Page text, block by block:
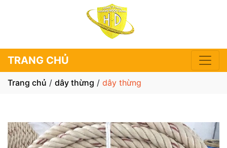
TRANG CHỦ
Trang chủ / dây thừng / dây thừng